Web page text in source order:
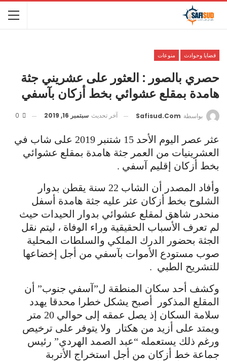
قضايا وحوادث منوعات
حصري بالصور : العثور على عشريني جثة
هامدة بمقلع عشوائي بخط أزكان بآسفي
بواسطة Safisud.com آخر تحديث سبتمبر 16, 2019
عثر عصر اليوم الأحد 15 شتنبر 2019 على شاب في
العشرينيات من العمر جثة هامدة بمقلع عشوائي
بخط أزكان إقليم آسفي .
وأفاد المصدر أن الشاب 22 سنة يقطن بدوار
الشلوح بخط أزكان عثر عليه جثة هامدة أسفل
منحدر شاهق لمقلع عشوائي بدوار الحيدات حيث
لم تعرف الأسباب الحقيقية وراء الوفاة ، ليتم نقل
الجثة بحضور الدرك الملكي والسلطات المحلية
صوب مستودع الأموات بآسفي من أجل إخضاعها
للتشريح الطبي .
وكشف أحد سكان المنطقة ل”آسفي جنوب” أن
المقلع المذكور أصبح يشكل خطرا محدقا يهدد
سلامة السكان إذ يصل عمقه إلى حوالي 20 متر
ويمتد على أزيد من هكتار ولا يتوفر على ترخيص
ورغم ذلك يستعمله “عبد الصمد الهردي” رئيس
جماعة خط أزكان من أجل استخراج الأتربة